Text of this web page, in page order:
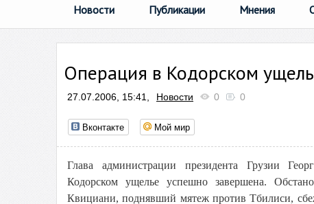
Новости Публикации Мнения
Операция в Кодорском
27.07.2006, 15:41, Новости 0 0
Вконтакте Мой мир
Глава администрации президента Грузии
Кодорском ущелье успешно завершена.
Квициани, поднявший мятеж против Тбилиси,